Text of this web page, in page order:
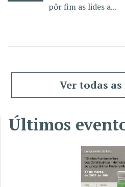
pôr fim as lides a...
Ver todas
Últimos